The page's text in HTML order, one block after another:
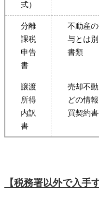
式）
分離
課税
申告
書
不動産
与とは
書類
譲渡
所得
内訳
書
売却不
どの情
買契約
【税務署以外で入手